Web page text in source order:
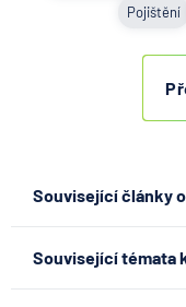
Pojištění
Související články
Související témata